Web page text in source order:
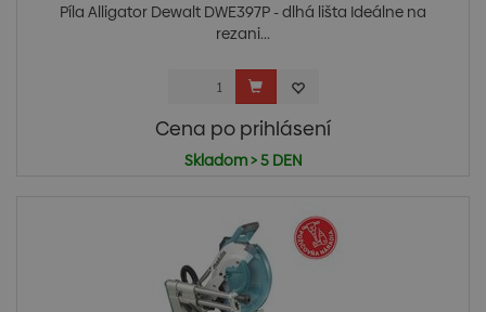
Píla Alligator Dewalt DWE397P - dlhá lišta Ideálne na
rezani...
Cena po prihlásení
Skladom > 5 DEN